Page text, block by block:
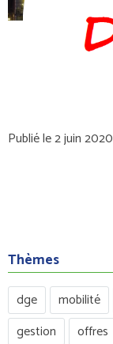
Publié le 2 juin 2020
Thèmes
dge mobilité
gestion
offres